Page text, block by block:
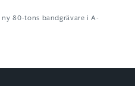
ny 80-tons bandgrävare i A-